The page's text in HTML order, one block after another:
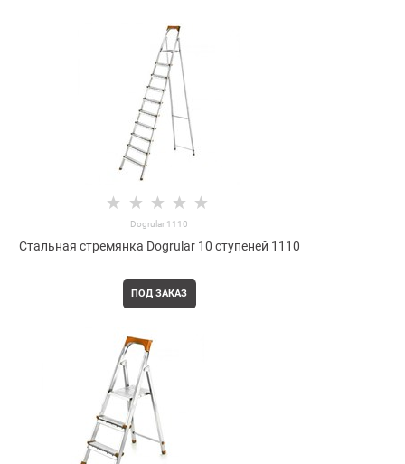
Dogrular 1110
Стальная стремянка Dogrular 10 ступеней 1110
ПОД ЗАКАЗ